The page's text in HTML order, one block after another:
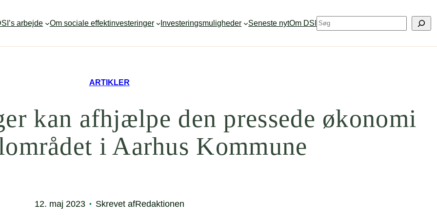
arbejde Om sociale effektinvesteringer Investeringsmuligheder Seneste nytOm DSI S
g
ARTIKLER
kan afhjælpe den pressede økonomi
i Aarhus Kommune
12. maj 2023 • Skrevet afRedaktionen